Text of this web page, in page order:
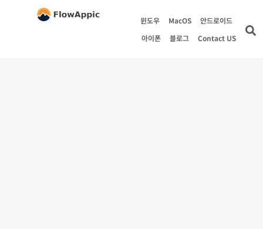
윈도우 MacOS
안드로이드
아이폰
블로그 Contact US